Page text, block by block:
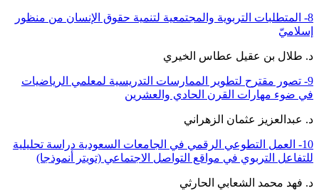
8- المتطلبات التربوية والمجتمعية لتنمية حقوق الإنسان من منظور
إسلاميّ
د. طلال بن عقيل عطاس الخيري
9- تصور مقترح لتطوير الممارسات التدريسية لمعلمي الرياضيات
في ضوء مهارات القرن الحادي والعشرين
د. عبدالعزيز عثمان الزهراني
10- العمل التطوعي الرقمي في الجامعات السعودية دراسة تحليلية
للتفاعل التربوي في مواقع التواصل الاجتماعي (تويتر أنموذجا)
د. فهد محمد الشعابي الحارثي